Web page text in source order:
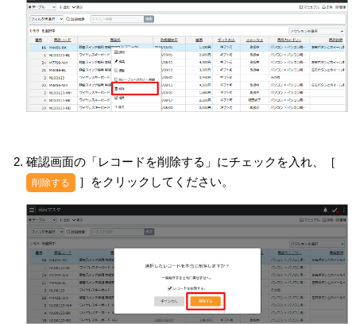
確認画面の「レコードを削除する」にチェックを入れ、［
削除する ］をクリックしてください。